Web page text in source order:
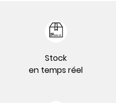
Stock
en temps réel